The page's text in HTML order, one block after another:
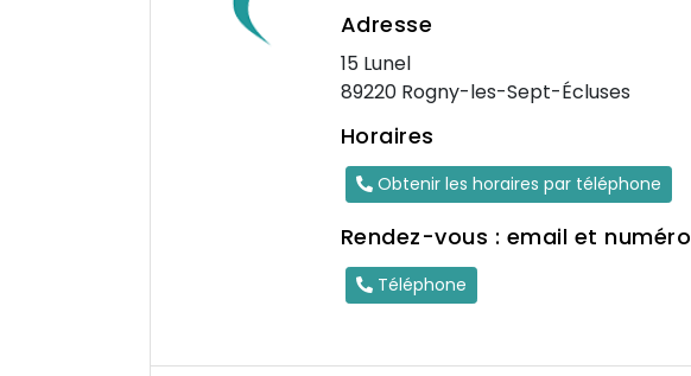
Adresse
15 Lunel
89220 Rogny-les-Sept-Écluses
Horaires
Obtenir les horaires par téléphone
Rendez-vous : email et numéro
Téléphone